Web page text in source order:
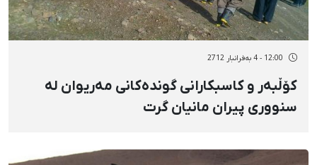
12:00 - 4 بەفرانبار 2712
کۆڵبەر و کاسبکارانی گوندەکانی مەریوان لە
سنووری پیران مانیان گرت